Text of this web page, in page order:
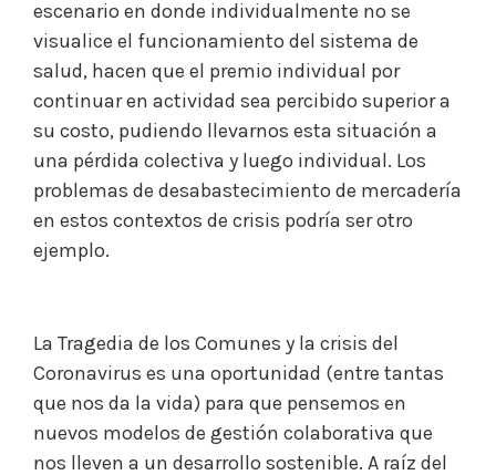
escenario en donde individualmente no se
visualice el funcionamiento del sistema de
salud, hacen que el premio individual por
continuar en actividad sea percibido superior a
su costo, pudiendo llevarnos esta situación a
una pérdida colectiva y luego individual. Los
problemas de desabastecimiento de mercadería
en estos contextos de crisis podría ser otro
ejemplo.
La Tragedia de los Comunes y la crisis del
Coronavirus es una oportunidad (entre tantas
que nos da la vida) para que pensemos en
nuevos modelos de gestión colaborativa que
nos lleven a un desarrollo sostenible. A raíz del